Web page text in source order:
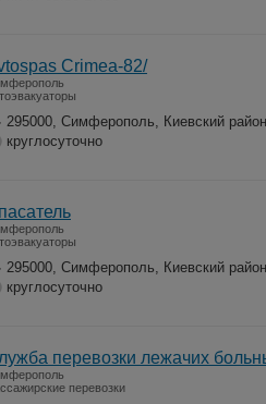
Crimea-82/
295000, Симферополь, Киевский
круглосуточно
295000, Симферополь, Киевский
круглосуточно
перевозки лежачих
перевозки